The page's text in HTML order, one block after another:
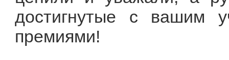
достигнутые с вашим
премиями!